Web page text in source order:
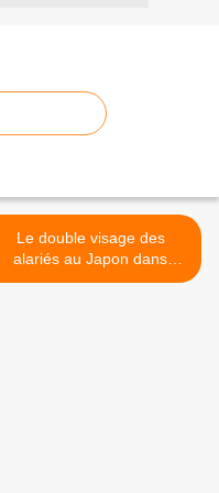
Le double visage des
alariés au Japon dans
Enquête Exclusive >